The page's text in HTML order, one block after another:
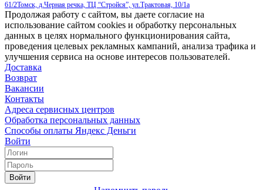
61/2Томск, д.Черная речка, ТЦ “Стройся”, ул.Трактовая, 10/1а
Продолжая работу с сайтом, вы даете согласие на
использование сайтом cookies и обработку персональных
данных в целях нормального функционирования сайта,
проведения целевых рекламных кампаний, анализа трафика и
улучшения сервиса на основе интересов пользователей.
Доставка
Возврат
Вакансии
Контакты
Адреса сервисных центров
Обработка персональных данных
Способы оплаты Яндекс Деньги
Войти
Войти